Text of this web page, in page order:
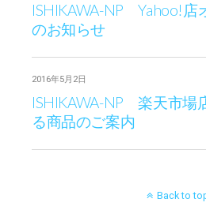
ISHIKAWA-NP Yahoo!店
のお知らせ
2016年5月2日
ISHIKAWA-NP 楽天市場
る商品のご案内
Back to